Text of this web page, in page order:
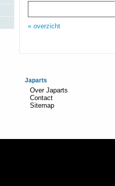
« overzicht
Japarts
Over Japarts
Contact
Sitemap